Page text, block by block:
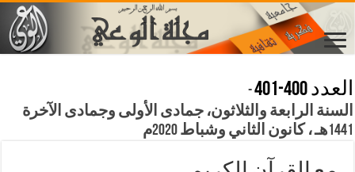
العدد 400-401
-
السنة الرابعة والثلاثون، جمادى الأولى وجمادى الآخرة
1441هـ ، كانون الثاني وشباط 2020م